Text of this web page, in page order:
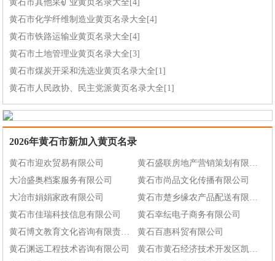
黄石市其他采矿业黄页名录大全[4]
黄石市化学纤维制造业黄页名录大全[4]
黄石市铁路运输业黄页名录大全[4]
黄石市土地管理业黄页名录大全[3]
黄石市煤炭开采和洗选业黄页名录大全[1]
黄石市人民政协、民主党派黄页名录大全[1]
2026年黄石市新加入黄页名录
黄石市迎欢贸易有限公司
黄石盛联房地产营销策划有限公司
大冶盛奥档案服务有限公司
黄石市尚品文化传播有限公司
大冶市娟娟家政有限公司
黄石市楚乡缘农产品配送有限公司
黄石市佳瑞科技信息有限公司
黄石幸纭电子商务有限公司
黄石博文教育文化咨询有限责任公司
黄石百惠科贸有限公司
黄石渊远工程技术咨询有限公司
黄石市黄石经济技术开发区凯文教育培训有限公司